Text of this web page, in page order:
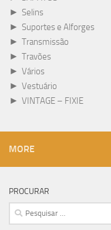
► Selins
► Suportes e Alforges
► Transmissão
► Travões
► Vários
► Vestuário
► VINTAGE – FIXIE
MORE
PROCURAR
Pesquisar
por: